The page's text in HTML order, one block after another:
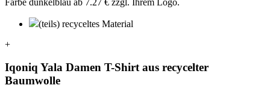
(teils) recyceltes Material
+
Iqoniq Yala Damen T-Shirt aus recycelter
Baumwolle